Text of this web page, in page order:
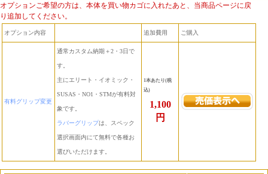
オプションご希望の方は、本体を買い物カゴに入れたあと、当商品ページに戻
り追加してください。
オプション内容 追加費用 ご購入
有料グリップ変更
通常カスタム納期＋2・3日で
す。
主にエリート・イオミック・
SUSAS・NO1・STMが有料対
象です。
ラバーグリップは、スペック
選択画面内にて無料で各種お
選びいただけます。
1本あたり(税
込)
1,100
円